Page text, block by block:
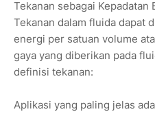
Tekanan sebagai Kepadatan
Tekanan dalam fluida dapat
energi per satuan volume
gaya yang diberikan pada
definisi tekanan:
Aplikasi yang paling jelas